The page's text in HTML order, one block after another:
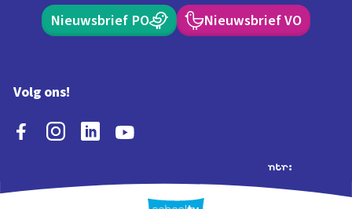
Nieuwsbrief PO Nieuwsbrief VO
Volg ons!